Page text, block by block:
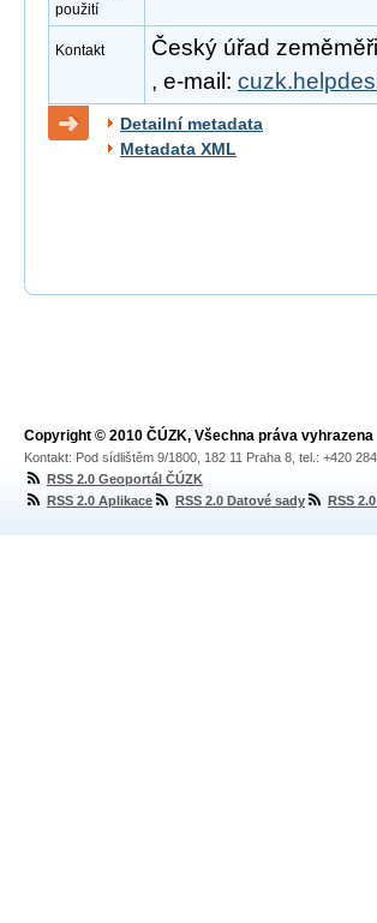
použití
Kontakt
Český úřad
, e-mail:
Detailní metadata
Metadata XML
Copyright © 2010 ČÚZK, Všechna práva vyhrazena
Kontakt: Pod sídlištěm 9/1800, 182 11 Praha 8, tel.: +420
RSS 2.0 Geoportál ČÚZK
RSS 2.0 Aplikace
RSS 2.0 Datové sady RSS